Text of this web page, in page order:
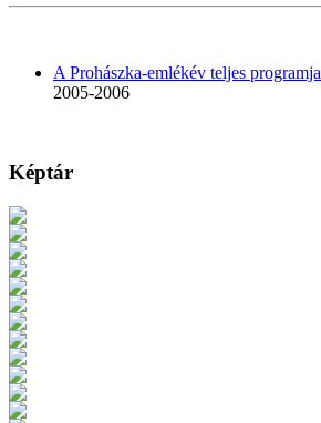
A Prohászka-emlékév teljes programja
2005-2006
Képtár